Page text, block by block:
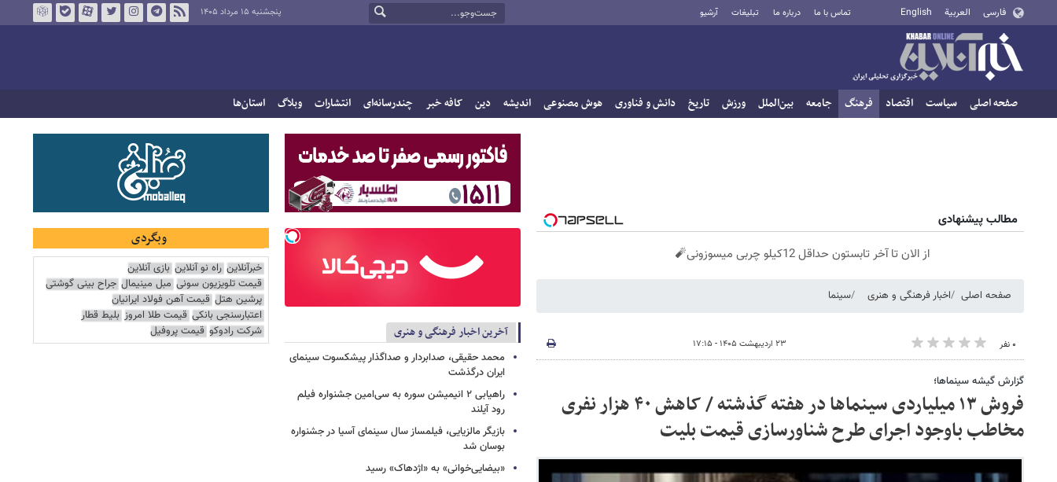
فارسی العربية English تماس با ما درباره ما تبلیغات آرشیو پنجشنبه ۱۵ مرداد ۱۴۰۵
صفحه اصلی سیاست اقتصاد فرهنگ جامعه بین‌الملل ورزش تاریخ دانش و فناوری هوش مصنوعی اندیشه دین کافه خبر چندرسانه‌ای انتشارات وبلاگ استان‌ها
مطالب پیشنهادی
از الان تا آخر تابستون حداقل 12کیلو چربی میسوزونی🧨
صفحه اصلی اخبار فرهنگی و هنری سینما
۰ نفر ۲۳ اردیبهشت ۱۴۰۵ - ۱۷:۱۵
گزارش گیشه سینماها؛
فروش ۱۳ میلیاردی سینماها در هفته گذشته / کاهش ۴۰ هزار نفری
مخاطب باوجود اجرای طرح شناورسازی قیمت بلیت
آخرین اخبار فرهنگی و هنری
محمد حقیقی، صدابردار و صداگذار پیشکسوت سینمای
ایران درگذشت
راهیابی ۲ انیمیشن سوره به سی‌امین جشنواره فیلم
رود آیلند
بازیگر مالزیایی، فیلمساز سال سینمای آسیا در جشنواره
بوسان شد
«بیضایی‌خوانی» به «اژدهاک» رسید
وبگردی
خبرآنلاین راه نو آنلاین بازی آنلاین
قیمت تلویزیون سونی مبل مینیمال جراح بینی گوشتی
پرشین هتل قیمت آهن فولاد ایرانیان
اعتبارسنجی بانکی قیمت طلا امروز بلیط قطار
شرکت رادوکو قیمت پروفیل